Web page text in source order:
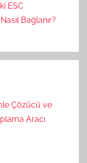
ESC
Bağlanır?
Çözücü ve
Aracı